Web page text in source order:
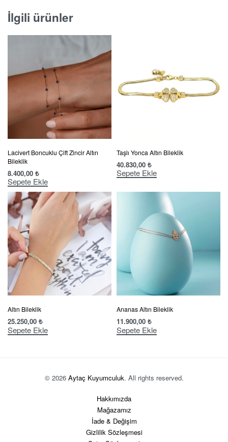
İlgili ürünler
Lacivert Boncuklu Çift Zincir Altın
Bileklik
8.400,00 ₺
Sepete Ekle
Taşlı Yonca Altın Bileklik
40.830,00 ₺
Sepete Ekle
Altın Bileklik
25.250,00 ₺
Sepete Ekle
Ananas Altın Bileklik
11.900,00 ₺
Sepete Ekle
© 2026 Aytaç Kuyumculuk. All rights reserved.
Hakkımızda
Mağazamız
İade & Değişim
Gizlilik Sözleşmesi